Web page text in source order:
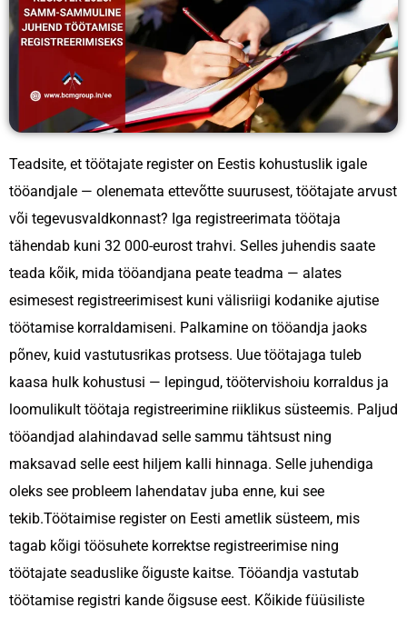
Massiline värbamine
RPO lahendused
Serbia
Bulgaaria
Horvaatia
Ungari
Tšehhi Vabariik
Malta
Teadsite, et töötajate register on Eestis kohustuslik igale
tööandjale — olenemata ettevõtte suurusest, töötajate arvust
või tegevusvaldkonnast? Iga registreerimata töötaja
tähendab kuni 32 000-eurost trahvi. Selles juhendis saate
teada kõik, mida tööandjana peate teadma — alates
esimesest registreerimisest kuni välisriigi kodanike ajutise
töötamise korraldamiseni. Palkamine on tööandja jaoks
põnev, kuid vastutusrikas protsess. Uue töötajaga tuleb
kaasa hulk kohustusi — lepingud, töötervishoiu korraldus ja
loomulikult töötaja registreerimine riiklikus süsteemis. Paljud
tööandjad alahindavad selle sammu tähtsust ning
maksavad selle eest hiljem kalli hinnaga. Selle juhendiga
oleks see probleem lahendatav juba enne, kui see
tekib.Töötaimise register on Eesti ametlik süsteem, mis
tagab kõigi töösuhete korrektse registreerimise ning
töötajate seaduslike õiguste kaitse. Tööandja vastutab
töötamise registri kande õigsuse eest. Kõikide füüsiliste